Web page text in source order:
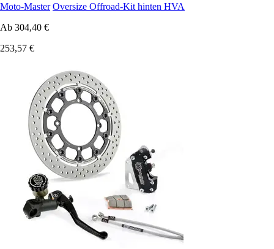
Moto-Master Oversize Offroad-Kit hinten HVA
Ab 304,40 €
253,57 €